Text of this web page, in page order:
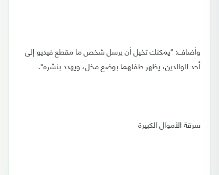
وأضاف: "يمكنك تخيل أن يرسل شخص ما مقطع فيديو إلى
أحد الوالدين، يظهر طفلهما بوضع مخل، ويهدد بنشره".
سرقة الأموال الكبيرة